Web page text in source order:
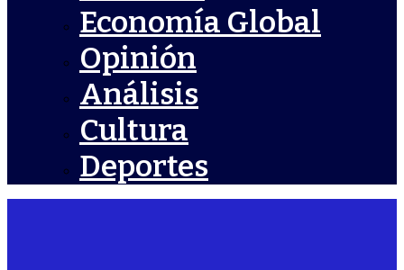
Economía Global
Opinión
Análisis
Cultura
Deportes